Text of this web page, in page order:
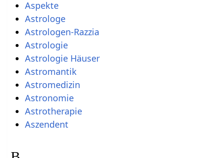
Aspekte
Astrologe
Astrologen-Razzia
Astrologie
Astrologie Häuser
Astromantik
Astromedizin
Astronomie
Astrotherapie
Aszendent